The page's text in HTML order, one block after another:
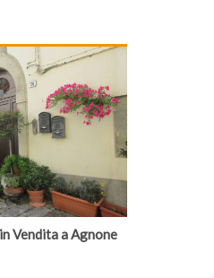
Vendita a Agnone